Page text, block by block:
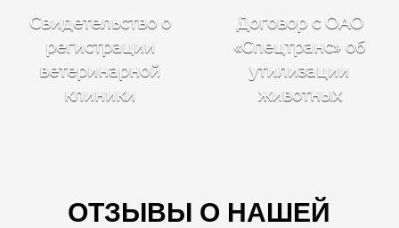
Свидетельство о
регистрации
ветеринарной
клиники
Договор с ОАО
«Спецтранс» об
утилизации
животных
ОТЗЫВЫ О НАШЕЙ